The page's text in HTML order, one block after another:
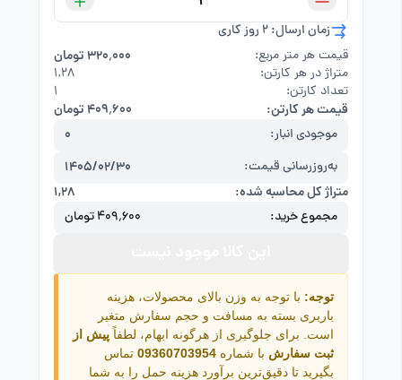
زمان ارسال: 2 روز کاری
قیمت هر متر مربع:
۳۲۰٬۰۰۰ تومان
متراژ در هر کارتن:
۱,۲۸
تعداد کارتن:
1
قیمت هر کارتن: ۴۰۹٬۶۰۰ تومان
موجودی انبار: 0
به‌روزرسانی قیمت:
1405/02/30
متراژ کل محاسبه شده:
۱,۲۸
مجموع خرید: ۴۰۹٬۶۰۰ تومان
توجه: با توجه به وزن بالای محصولات، هزینه
باربری بسته به مسافت و حجم سفارش متغیر
است. برای جلوگیری از هرگونه ابهام، لطفاً پیش از
ثبت سفارش با شماره 09360703954 تماس
بگیرید تا دقیق‌ترین برآورد هزینه حمل را به شما